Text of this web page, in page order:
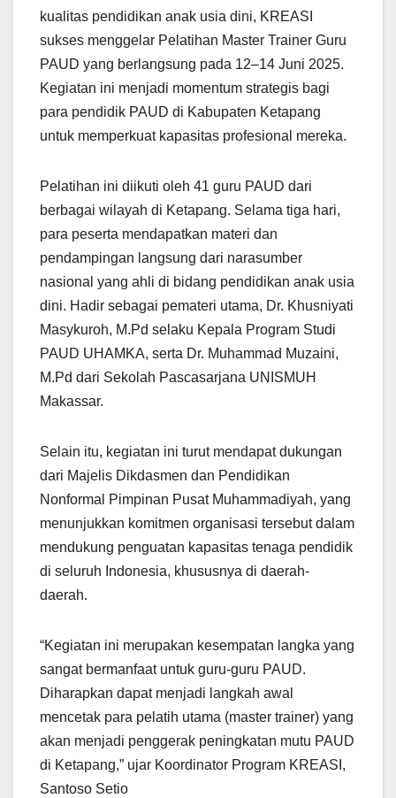
kualitas pendidikan anak usia dini, KREASI
sukses menggelar Pelatihan Master Trainer Guru
PAUD yang berlangsung pada 12–14 Juni 2025.
Kegiatan ini menjadi momentum strategis bagi
para pendidik PAUD di Kabupaten Ketapang
untuk memperkuat kapasitas profesional mereka.
Pelatihan ini diikuti oleh 41 guru PAUD dari
berbagai wilayah di Ketapang. Selama tiga hari,
para peserta mendapatkan materi dan
pendampingan langsung dari narasumber
nasional yang ahli di bidang pendidikan anak usia
dini. Hadir sebagai pemateri utama, Dr. Khusniyati
Masykuroh, M.Pd selaku Kepala Program Studi
PAUD UHAMKA, serta Dr. Muhammad Muzaini,
M.Pd dari Sekolah Pascasarjana UNISMUH
Makassar.
Selain itu, kegiatan ini turut mendapat dukungan
dari Majelis Dikdasmen dan Pendidikan
Nonformal Pimpinan Pusat Muhammadiyah, yang
menunjukkan komitmen organisasi tersebut dalam
mendukung penguatan kapasitas tenaga pendidik
di seluruh Indonesia, khususnya di daerah-
daerah.
“Kegiatan ini merupakan kesempatan langka yang
sangat bermanfaat untuk guru-guru PAUD.
Diharapkan dapat menjadi langkah awal
mencetak para pelatih utama (master trainer) yang
akan menjadi penggerak peningkatan mutu PAUD
di Ketapang,” ujar Koordinator Program KREASI,
Santoso Setio